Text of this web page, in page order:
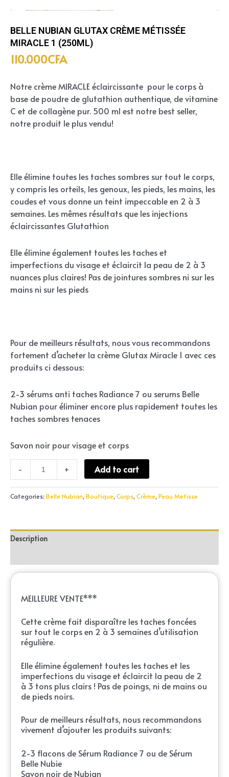
BELLE NUBIAN GLUTAX CRÈME MÉTISSÉE
MIRACLE 1 (250ML)
110.000CFA
Notre crème MIRACLE éclaircissante pour le corps à
base de poudre de glutathion authentique, de vitamine
C et de collagène pur. 500 ml est notre best seller,
notre produit le plus vendu!
Elle élimine toutes les taches sombres sur tout le corps,
y compris les orteils, les genoux, les pieds, les mains, les
coudes et vous donne un teint impeccable en 2 à 3
semaines. Les mêmes résultats que les injections
éclaircissantes Glutathion
Elle élimine également toutes les taches et
imperfections du visage et éclaircit la peau de 2 à 3
nuances plus claires! Pas de jointures sombres ni sur les
mains ni sur les pieds
Pour de meilleurs résultats, nous vous recommandons
fortement d’acheter la crème Glutax Miracle 1 avec ces
produits ci dessous:
2-3 sérums anti taches Radiance 7 ou serums Belle
Nubian pour éliminer encore plus rapidement toutes les
taches sombres tenaces
Savon noir pour visage et corps
- + Add to cart
Categories: Belle Nubian, Boutique, Corps, Crème, Peau Metisse
Description
MEILLEURE VENTE***
Cette crème fait disparaître les taches foncées
sur tout le corps en 2 à 3 semaines d’utilisation
régulière.
Elle élimine également toutes les taches et les
imperfections du visage et éclaircit la peau de 2
à 3 tons plus clairs ! Pas de poings, ni de mains ou
de pieds noirs.
Pour de meilleurs résultats, nous recommandons
vivement d’ajouter les produits suivants:
2-3 flacons de Sérum Radiance 7 ou de Sérum
Belle Nubie
Savon noir de Nubian